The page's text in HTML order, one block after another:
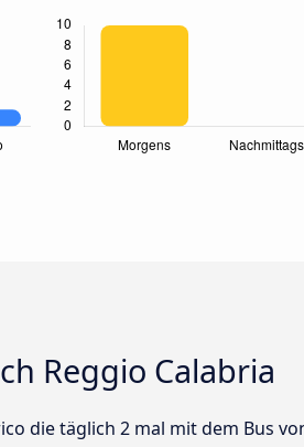
Reggio Calabria
die täglich 2 mal mit dem Bus